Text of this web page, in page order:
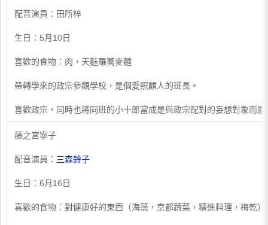
配音演員：田所梓
生日：5月10日
喜歡的食物：肉，天麩羅蕎麥麵
帶轉學來的政宗參觀學校，是個愛照顧人的班長。
喜歡政宗，同時也將同班的小十郎當成是與政宗配對的妄想對象而感
​藤之宮寧子
配音演員： 三森鈴子
生日：6月16日
喜歡的食物：對健康好的東西（海藻，京都蔬菜，精進料理，梅乾）